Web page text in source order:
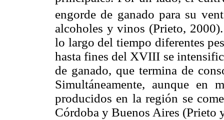
engorde de ganado para su
alcoholes y vinos (Prieto,
lo largo del tiempo diferentes
hasta fines del XVIII se
de ganado, que termina de
Simultáneamente, aunque en
producidos en la región se
Córdoba y Buenos Aires (Prieto